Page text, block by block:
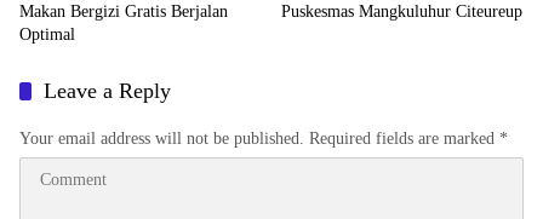
Makan Bergizi Gratis Berjalan
Optimal
Puskesmas Mangkuluhur Citeureup
Leave a Reply
Your email address will not be published. Required fields are marked *